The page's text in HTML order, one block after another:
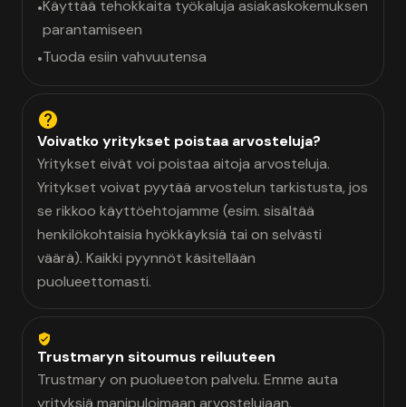
•Käyttää tehokkaita työkaluja asiakaskokemuksen
parantamiseen
•Tuoda esiin vahvuutensa
Voivatko yritykset poistaa arvosteluja?
Yritykset eivät voi poistaa aitoja arvosteluja.
Yritykset voivat pyytää arvostelun tarkistusta, jos
se rikkoo käyttöehtojamme (esim. sisältää
henkilökohtaisia hyökkäyksiä tai on selvästi
väärä). Kaikki pyynnöt käsitellään
puolueettomasti.
Trustmaryn sitoumus reiluuteen
Trustmary on puolueeton palvelu. Emme auta
yrityksiä manipuloimaan arvostelujaan.